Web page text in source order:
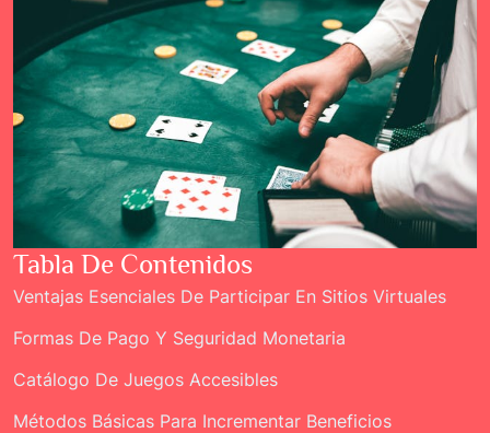
Tabla De Contenidos
Ventajas Esenciales De Participar En Sitios Virtuales
Formas De Pago Y Seguridad Monetaria
Catálogo De Juegos Accesibles
Métodos Básicas Para Incrementar Beneficios